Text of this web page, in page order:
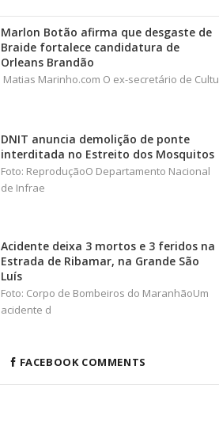
Marlon Botão afirma que desgaste de
Braide fortalece candidatura de
Orleans Brandão
Matias Marinho.com O ex-secretário de Cultu
DNIT anuncia demolição de ponte
interditada no Estreito dos Mosquitos
Foto: ReproduçãoO Departamento Nacional
de Infrae
Acidente deixa 3 mortos e 3 feridos na
Estrada de Ribamar, na Grande São
Luís
Foto: Corpo de Bombeiros do MaranhãoUm
acidente d
FACEBOOK COMMENTS